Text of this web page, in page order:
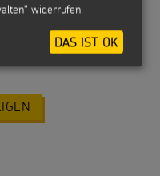
widerrufen.
DAS IST OK